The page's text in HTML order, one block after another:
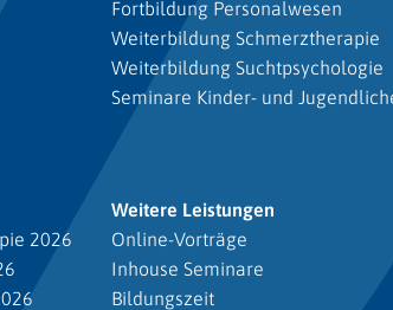
Fortbildung Personalwesen
Weiterbildung Schmerztherapie
Weiterbildung Suchtpsychologie
Seminare Kinder- und
2026
Weitere Leistungen
Online-Vorträge
Inhouse Seminare
Bildungszeit